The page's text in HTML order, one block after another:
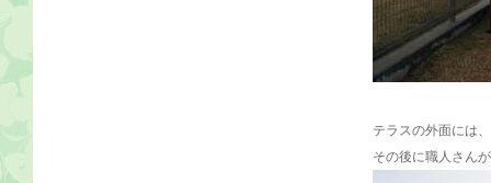
テラスの外面には
その後に職人さん